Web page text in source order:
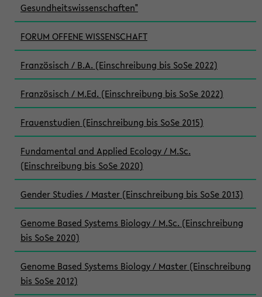
Gesundheitswissenschaften"
FORUM OFFENE WISSENSCHAFT
Französisch / B.A. (Einschreibung bis SoSe 2022)
Französisch / M.Ed. (Einschreibung bis SoSe 2022)
Frauenstudien (Einschreibung bis SoSe 2015)
Fundamental and Applied Ecology / M.Sc.
(Einschreibung bis SoSe 2020)
Gender Studies / Master (Einschreibung bis SoSe 2013)
Genome Based Systems Biology / M.Sc. (Einschreibung
bis SoSe 2020)
Genome Based Systems Biology / Master (Einschreibung
bis SoSe 2012)